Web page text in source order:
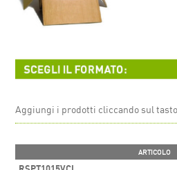
Aggiungi i prodotti cliccando sul
ARTICOLO